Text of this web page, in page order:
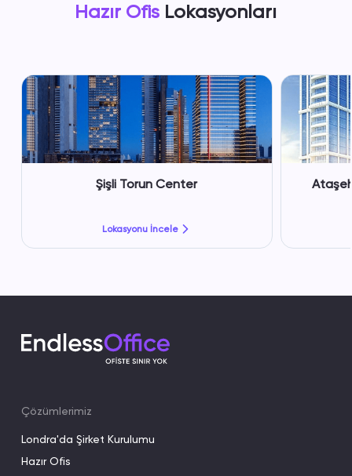
Hazır Ofis Lokasyonları
Şişli Torun Center
Lokasyonu İncele
Çözümlerimiz
Londra'da Şirket Kurulumu
Hazır Ofis